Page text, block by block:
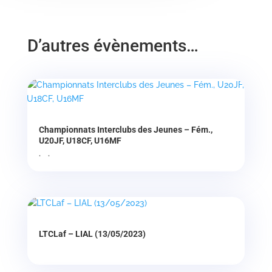
D’autres évènements…
Championnats Interclubs des Jeunes – Fém.,
U20JF, U18CF, U16MF
. .
LTCLaf – LIAL (13/05/2023)